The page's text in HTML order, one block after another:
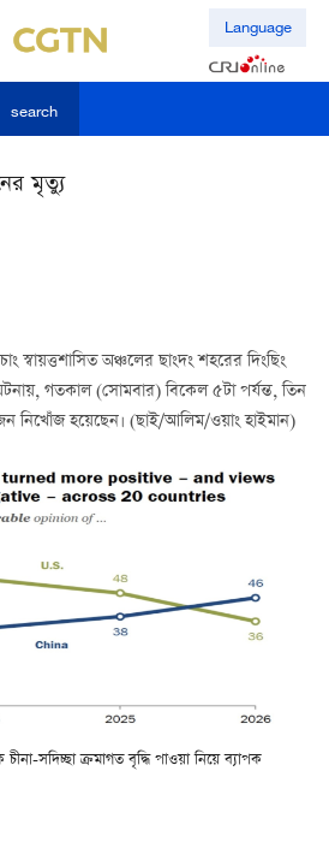
Language
search
মৃত্যু
অঞ্চলের ছাংদং শহরের দিংছিং
গতকাল (সোমবার) বিকেল ৫টা পর্যন্ত, তিন
হয়েছেন। (ছাই/আলিম/ওয়াং হাইমান)
সদিচ্ছা ক্রমাগত বৃদ্ধি পাওয়া নিয়ে ব্যাপক